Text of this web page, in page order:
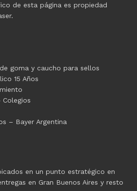
de esta página es propiedad
goma y caucho para sellos
15 Años
Colegios
– Bayer Argentina
en un punto estratégico en
en Gran Buenos Aires y resto